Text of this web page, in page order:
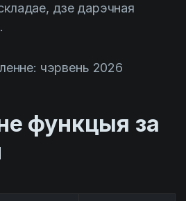
дзе дарэчная
чэрвень 2026
функцыя за